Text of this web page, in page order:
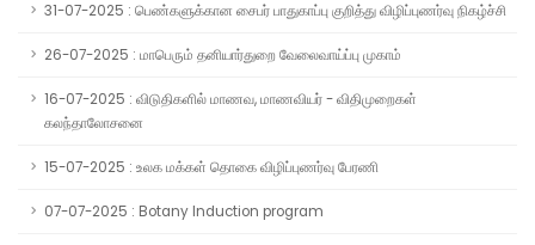
31-07-2025 : பெண்களுக்கான சைபர் பாதுகாப்பு குறித்து விழிப்புணர்வு நிகழ்ச்சி
26-07-2025 : மாபெரும் தனியார்துறை வேலைவாய்ப்பு முகாம்
16-07-2025 : விடுதிகளில் மாணவ, மாணவியர் - விதிமுறைகள்
கலந்தாலோசனை
15-07-2025 : உலக மக்கள் தொகை விழிப்புணர்வு பேரணி
07-07-2025 : Botany Induction program